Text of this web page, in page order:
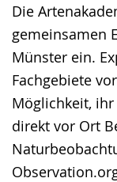
Die
gemeinsamen
Münster ein.
Fachgebiete
Möglichkeit,
direkt vor Ort